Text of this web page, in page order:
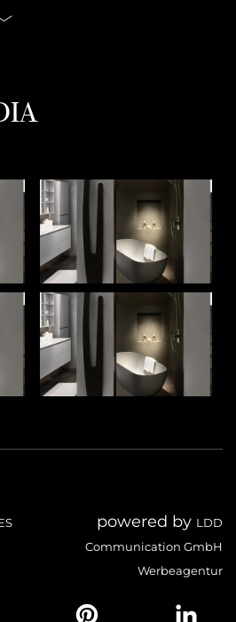
powered by LDD
Communication GmbH
Werbeagentur